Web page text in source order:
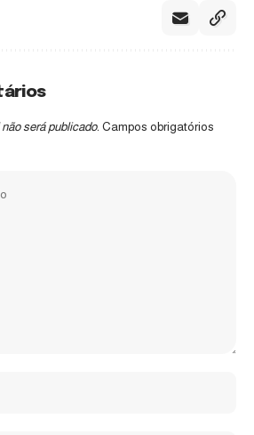
será publicado. Campos obrigatórios